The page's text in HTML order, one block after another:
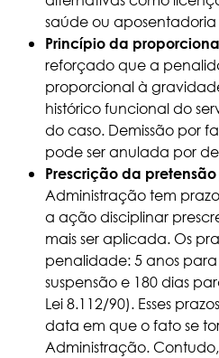
saúde ou
Princípio da
reforçado que a
proporcional à
histórico funcional do
do caso. Demissão por
pode ser anulada por
Prescrição da
Administração tem
a ação disciplinar
mais ser aplicada. Os
penalidade: 5 anos
suspensão e 180 dias
Lei 8.112/90). Esses
data em que o fato se
Administração.